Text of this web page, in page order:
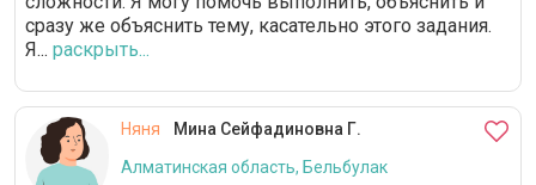
сразу же объяснить тему, касательно этого задания.
Я... раскрыть...
Няня
Мина Сейфадиновна Г.
Алматинская область, Бельбулак